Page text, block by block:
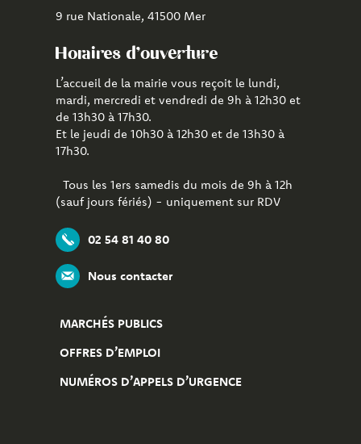
9 rue Nationale, 41500 Mer
Horaires d'ouverture
L’accueil de la mairie vous reçoit le lundi,
mardi, mercredi et vendredi de 9h à 12h30 et
de 13h30 à 17h30.
Et le jeudi de 10h30 à 12h30 et de 13h30 à
17h30.
Tous les 1ers samedis du mois de 9h à 12h
(sauf jours fériés) - uniquement sur RDV
02 54 81 40 80
Nous contacter
MARCHÉS PUBLICS
OFFRES D’EMPLOI
NUMÉROS D’APPELS D’URGENCE